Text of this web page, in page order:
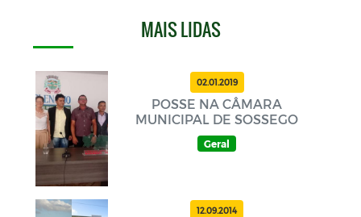
MAIS LIDAS
02.01.2019
POSSE NA CÂMARA
MUNICIPAL DE SOSSEGO
Geral
12.09.2014